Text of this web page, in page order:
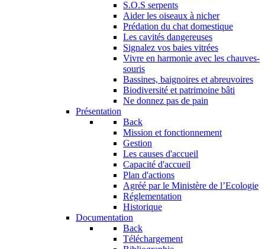
S.O.S serpents
Aider les oiseaux à nicher
Prédation du chat domestique
Les cavités dangereuses
Signalez vos baies vitrées
Vivre en harmonie avec les chauves-
souris
Bassines, baignoires et abreuvoires
Biodiversité et patrimoine bâti
Ne donnez pas de pain
Présentation
Back
Mission et fonctionnement
Gestion
Les causes d'accueil
Capacité d'accueil
Plan d'actions
Agréé par le Ministère de l’Ecologie
Réglementation
Historique
Documentation
Back
Téléchargement